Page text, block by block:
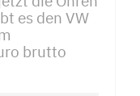
es den VW
brutto